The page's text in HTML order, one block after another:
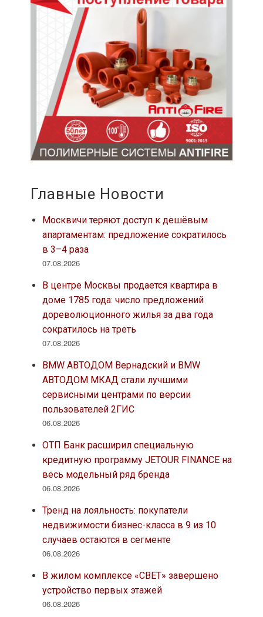
Главные Новости
Москвичи теряют доступ к дешёвым
апартаментам: предложение сократилось
в 3–4 раза
07.08.2026
В центре Москвы продается квартира в
доме 1785 года: число предложений
дореволюционного жилья за два года
сократилось на треть
07.08.2026
BMW АВТОДОМ Вернадский и BMW
АВТОДОМ МКАД стали лучшими
сервисными центрами по версии
пользователей 2ГИС
06.08.2026
ОТП Банк расширил специальную
кредитную программу JETOUR FINANCE на
весь модельный ряд бренда
06.08.2026
Тренд на лояльность: покупатели
недвижимости бизнес-класса в 9 из 10
случаев остаются в сегменте
06.08.2026
В жилом комплексе «СВЕТ» завершено
устройство первых этажей
06.08.2026